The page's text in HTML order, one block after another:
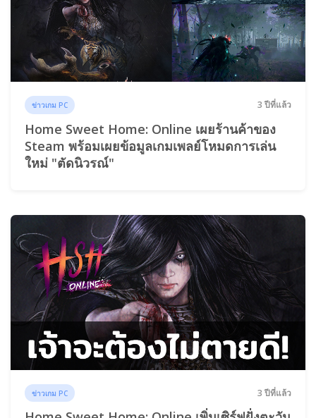
ข่าวเกม PC 3 ปีที่แล้ว
Home Sweet Home: Online เผยร้านค้าของ
Steam พร้อมเผยข้อมูลเกมเพลย์โหมดการเล่น
ใหม่ "ตัดนิวรณ์"
ข่าวเกม PC 3 ปีที่แล้ว